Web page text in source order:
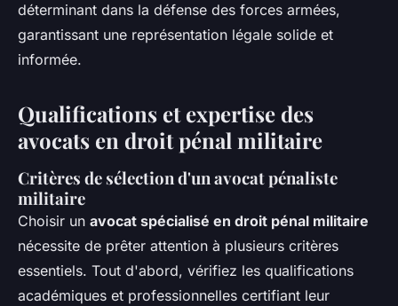
déterminant dans la défense des forces armées,
garantissant une représentation légale solide et
informée.
Qualifications et expertise des
avocats en droit pénal militaire
Critères de sélection d'un avocat pénaliste
militaire
Choisir un avocat spécialisé en droit pénal militaire
nécessite de prêter attention à plusieurs critères
essentiels. Tout d'abord, vérifiez les qualifications
académiques et professionnelles certifiant leur